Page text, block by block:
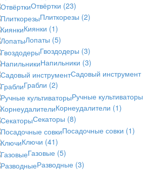
Отвёртки (23)
Плиткорезы (2)
Киянки (1)
Лопаты (5)
Гвоздодеры (3)
Напильники (3)
Садовый инструмент
Грабли (2)
Ручные культиваторы
Корнеудалители (1)
Секаторы (8)
Посадочные совки (1)
Ключи (41)
Газовые (5)
Разводные (3)